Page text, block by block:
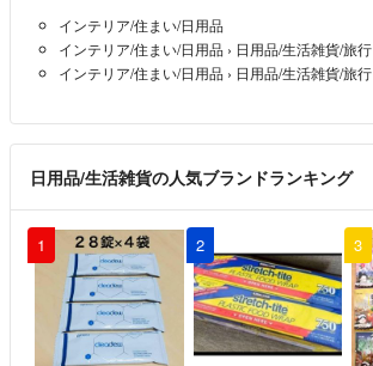
インテリア/住まい/日用品
インテリア/住まい/日用品 › 日用品/生活雑貨/旅行
インテリア/住まい/日用品 › 日用品/生活雑貨/旅行
日用品/生活雑貨の人気ブランドランキング
1 2 3